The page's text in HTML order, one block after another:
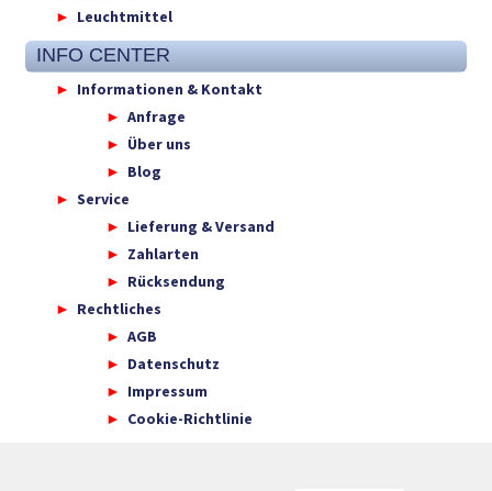
Leuchtmittel
INFO CENTER
Informationen & Kontakt
Anfrage
Über uns
Blog
Service
Lieferung & Versand
Zahlarten
Rücksendung
Rechtliches
AGB
Datenschutz
Impressum
Cookie-Richtlinie